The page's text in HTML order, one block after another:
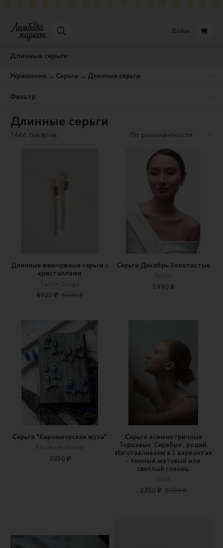
Войти
Длинные серьги
Украшения → Серьги → Длинные серьги
Фильтр
Длинные серьги
1446 товаров
Длинные жемчужные серьги с
кристаллами
Sasha Gunga
4900 ₽ 6500 ₽
Серьги Декабрь Золотистые
Fetish
5990 ₽
Серьги "Керамическая муха"
Elizabeth Madar
2250 ₽
Серьги асимметричные
Торцевые. Серебро , родий.
Изготавливаем в 2 вариантах
- темный матовый или
светлый глянец.
OSA
2700 ₽ 3000 ₽